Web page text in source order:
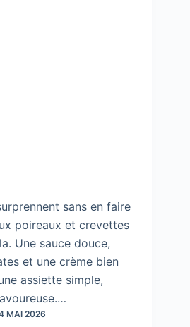
sans en faire
poireaux et crevettes
Une sauce douce,
et une crème bien
assiette simple,
MAI 2026